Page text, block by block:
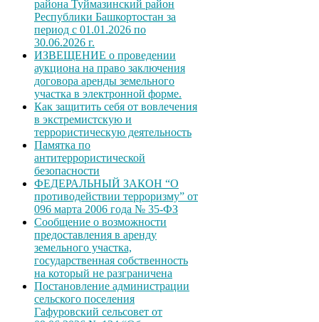
района Туймазинский район
Республики Башкортостан за
период с 01.01.2026 по
30.06.2026 г.
ИЗВЕЩЕНИЕ о проведении
аукциона на право заключения
договора аренды земельного
участка в электронной форме.
Как защитить себя от вовлечения
в экстремистскую и
террористическую деятельность
Памятка по
антитеррористической
безопасности
ФЕДЕРАЛЬНЫЙ ЗАКОН “О
противодействии терроризму” от
096 марта 2006 года № 35-ФЗ
Сообщение о возможности
предоставления в аренду
земельного участка,
государственная собственность
на который не разграничена
Постановление администрации
сельского поселения
Гафуровский сельсовет от